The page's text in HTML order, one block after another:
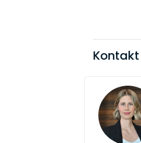
Kontakt